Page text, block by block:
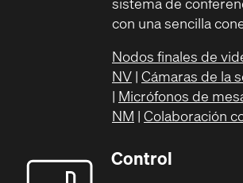
con una sencilla
Nodos finales de
NV | Cámaras de la
| Micrófonos de
NM | Colaboración
Control